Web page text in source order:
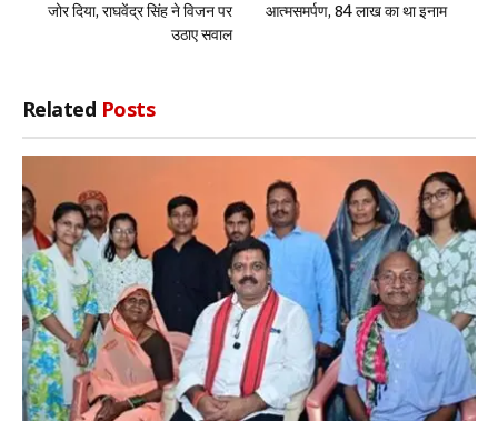
जोर दिया, राघवेंद्र सिंह ने विजन पर
उठाए सवाल
आत्मसमर्पण, 84 लाख का था इनाम
Related Posts